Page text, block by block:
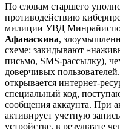
По словам старшего
противодействию
милиции УВД
Афанаскина,
схеме: закидывают
письмо, SMS-рассылку),
доверчивых
открывается интернет-
специальный код,
сообщения аккаунта. При
активирует учетную
устройстве, в результате